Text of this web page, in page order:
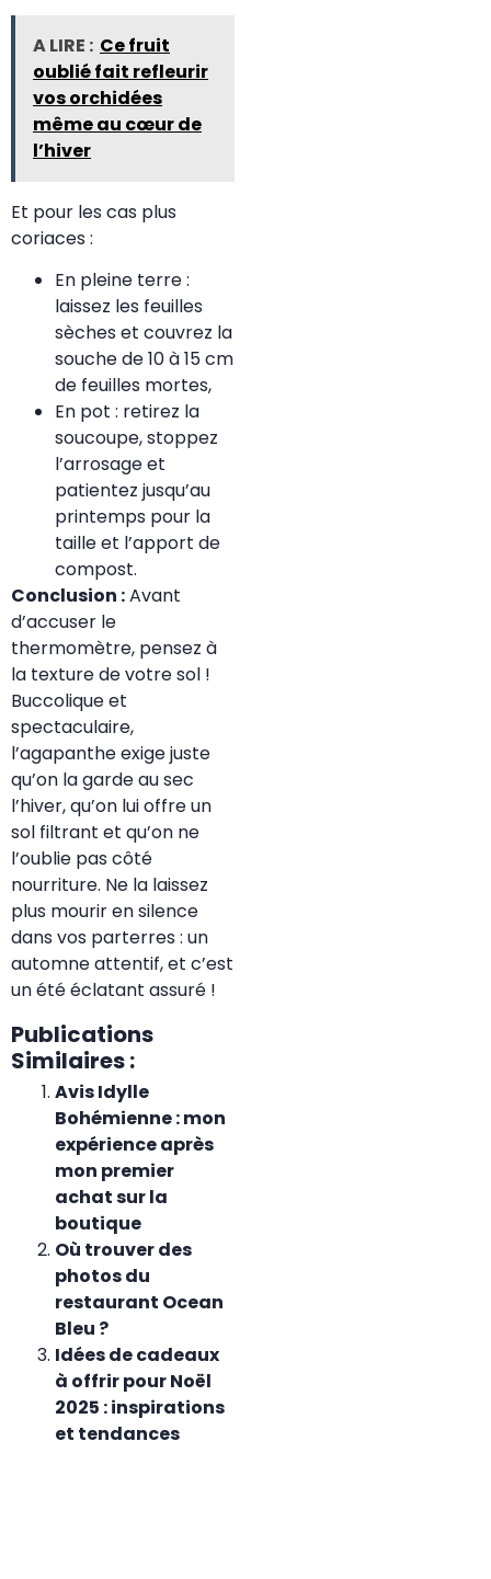
A LIRE : Ce fruit
oublié fait refleurir
vos orchidées
même au cœur de
l’hiver
Et pour les cas plus
coriaces :
En pleine terre :
laissez les feuilles
sèches et couvrez la
souche de 10 à 15 cm
de feuilles mortes,
En pot : retirez la
soucoupe, stoppez
l’arrosage et
patientez jusqu’au
printemps pour la
taille et l’apport de
compost.
Conclusion :Avant
d’accuser le
thermomètre, pensez à
la texture de votre sol !
Buccolique et
spectaculaire,
l’agapanthe exige juste
qu’on la garde au sec
l’hiver, qu’on lui offre un
sol filtrant et qu’on ne
l’oublie pas côté
nourriture. Ne la laissez
plus mourir en silence
dans vos parterres : un
automne attentif, et c’est
un été éclatant assuré !
Publications
Similaires :
Avis Idylle
Bohémienne : mon
expérience après
mon premier
achat sur la
boutique
Où trouver des
photos du
restaurant Ocean
Bleu ?
Idées de cadeaux
à offrir pour Noël
2025 : inspirations
et tendances